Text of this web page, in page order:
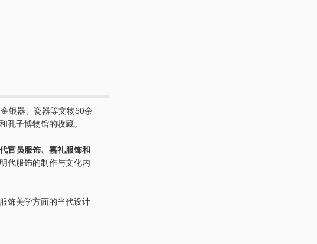
银器、瓷器等文物50余
子博物馆的收藏。
官员服饰、嘉礼服饰和
代服饰的制作与文化内
饰美学方面的当代设计